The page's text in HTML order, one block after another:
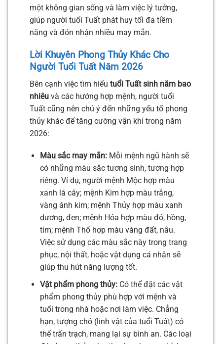
một không gian sống và làm việc lý tưởng,
giúp người tuổi Tuất phát huy tối đa tiềm
năng và đón nhận nhiều may mắn.
Lời Khuyên Phong Thủy Khác Cho
Người Tuổi Tuất Năm 2026
Bên cạnh việc tìm hiểu tuổi Tuất sinh năm bao
nhiêu và các hướng hợp mệnh, người tuổi
Tuất cũng nên chú ý đến những yếu tố phong
thủy khác để tăng cường vận khí trong năm
2026:
Màu sắc may mắn:Mỗi mệnh ngũ hành sẽ
có những màu sắc tương sinh, tương hợp
riêng. Ví dụ, người mệnh Mộc hợp màu
xanh lá cây; mệnh Kim hợp màu trắng,
vàng ánh kim; mệnh Thủy hợp màu xanh
dương, đen; mệnh Hỏa hợp màu đỏ, hồng,
tím; mệnh Thổ hợp màu vàng đất, nâu.
Việc sử dụng các màu sắc này trong trang
phục, nội thất, hoặc vật dụng cá nhân sẽ
giúp thu hút năng lượng tốt.
Vật phẩm phong thủy:Có thể đặt các vật
phẩm phong thủy phù hợp với mệnh và
tuổi trong nhà hoặc nơi làm việc. Chẳng
hạn, tượng chó (linh vật của tuổi Tuất) có
thể trấn trạch, mang lại sự bình an. Các loại